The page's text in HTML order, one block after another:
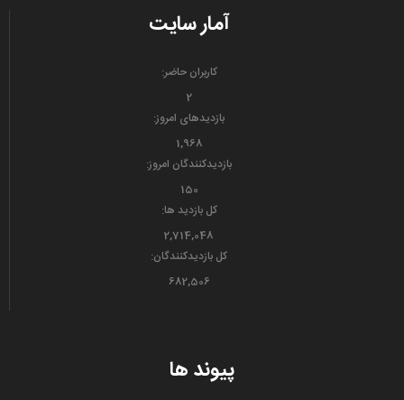
آمار سایت
کاربران حاضر:
2
بازدیدهای امروز:
1,968
بازدیدکنندگان امروز:
150
کل بازدید ها:
2,714,048
کل بازدیدکنند‌گان:
682,506
پیوند ها